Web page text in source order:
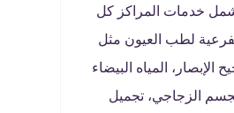
خدمات المراكز كل
لطب العيون مثل
المياه البيضاء
الزجاجي، تجميل